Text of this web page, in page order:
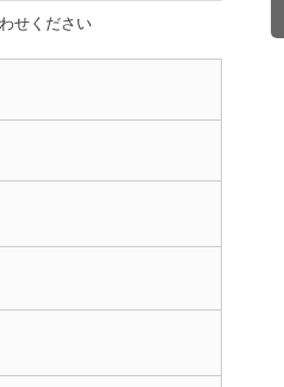
せください